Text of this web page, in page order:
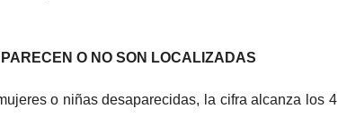
O NO SON LOCALIZADAS
o niñas desaparecidas, la cifra alcanza los 4